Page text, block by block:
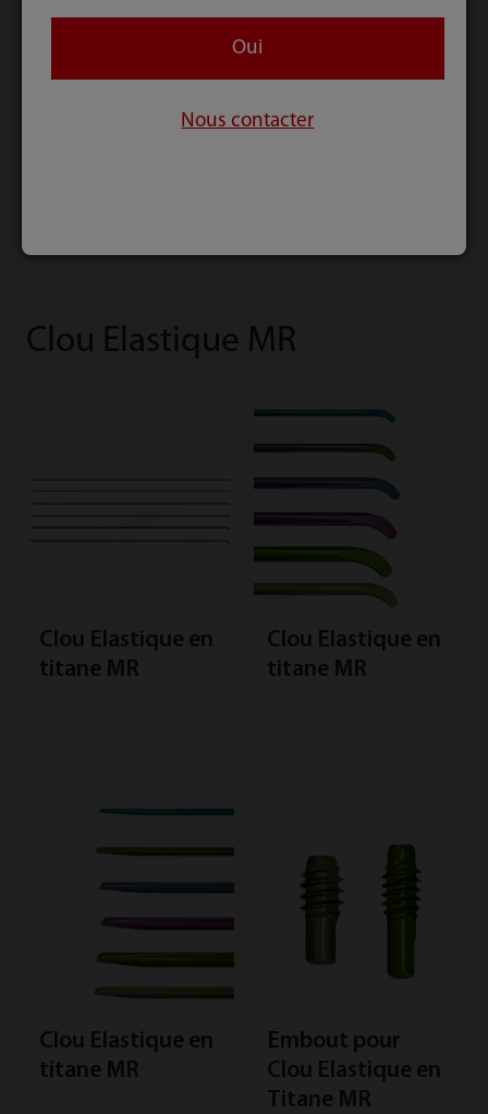
Verrouillage pour
Clou Fémoral MR-
Clou Fémoral MR
Clou Elastique MR
Clou Elastique en
titane MR
Clou Elastique en
titane MR
Clou Elastique en
titane MR
Embout pour
Clou Elastique en
Titane MR
Oui
Nous contacter